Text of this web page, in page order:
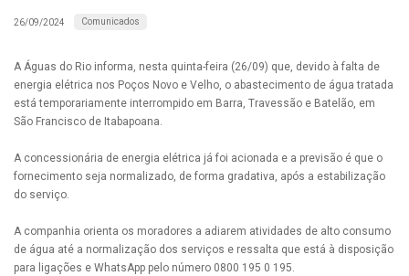
26/09/2024 Comunicados
A Águas do Rio informa, nesta quinta-feira (26/09) que, devido à falta de
energia elétrica nos Poços Novo e Velho, o abastecimento de água tratada
está temporariamente interrompido em Barra, Travessão e Batelão, em
São Francisco de Itabapoana.
A concessionária de energia elétrica já foi acionada e a previsão é que o
fornecimento seja normalizado, de forma gradativa, após a estabilização
do serviço.
A companhia orienta os moradores a adiarem atividades de alto consumo
de água até a normalização dos serviços e ressalta que está à disposição
para ligações e WhatsApp pelo número 0800 195 0 195.